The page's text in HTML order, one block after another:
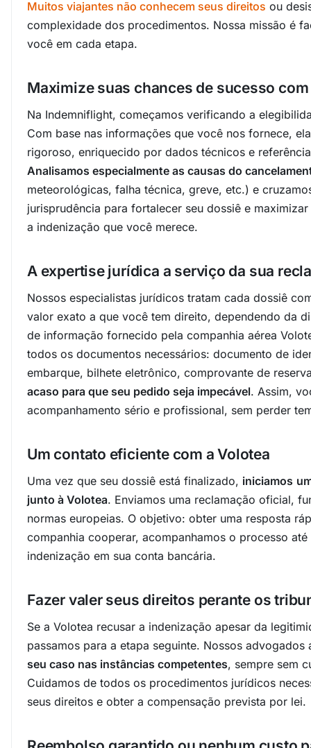
Muitos viajantes não conhecem seus direitos ou
complexidade dos procedimentos. Nossa missão é
você em cada etapa.
Maximize suas chances de sucesso
Na Indemniflight, começamos verificando a
Com base nas informações que você nos fornece,
rigoroso, enriquecido por dados técnicos e
Analisamos especialmente as causas do
meteorológicas, falha técnica, greve, etc.) e
jurisprudência para fortalecer seu dossiê e
a indenização que você merece.
A expertise jurídica a serviço da sua
Nossos especialistas jurídicos tratam cada dossiê
valor exato a que você tem direito, dependendo da
de informação fornecido pela companhia aérea
todos os documentos necessários: documento de
embarque, bilhete eletrônico, comprovante de
acaso para que seu pedido seja impecável. Assim,
acompanhamento sério e profissional, sem perder
Um contato eficiente com a Volotea
Uma vez que seu dossiê está finalizado, iniciamos
junto à Volotea. Enviamos uma reclamação oficial,
normas europeias. O objetivo: obter uma resposta
companhia cooperar, acompanhamos o processo
indenização em sua conta bancária.
Fazer valer seus direitos perante os
Se a Volotea recusar a indenização apesar da
passamos para a etapa seguinte. Nossos advogados
seu caso nas instâncias competentes, sempre sem
Cuidamos de todos os procedimentos jurídicos
seus direitos e obter a compensação prevista por lei.